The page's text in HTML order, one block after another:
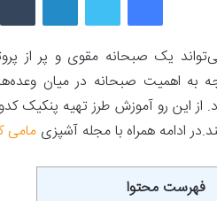
یک صبحانه مقوی و پر از
به اهمیت صبحانه در میان
این رو آموزش طرز تهیه پنکیک
ادامه همراه با مجله آشپزی مامی
فهرست محتوا